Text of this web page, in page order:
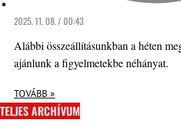
2025. 11. 08. / 00:43
Alábbi összeállításunkban a héten
ajánlunk a figyelmetekbe néhányat.
TOVÁBB »
TELJES ARCHÍVUM